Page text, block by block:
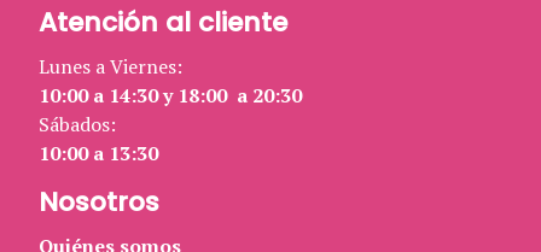
Atención al cliente
Lunes a Viernes:
10:00 a 14:30 y 18:00 a 20:30
Sábados:
10:00 a 13:30
Nosotros
Quiénes somos